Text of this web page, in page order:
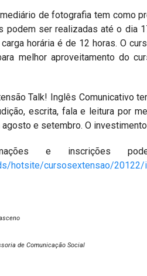
de fotografia tem como
podem ser realizadas até o dia
horária é de 12 horas. O
melhor aproveitamento do
Talk! Inglês Comunicativo
escrita, fala e leitura por
e setembro. O
e inscrições
hotsite/cursosextensao/20122/
de Comunicação Social